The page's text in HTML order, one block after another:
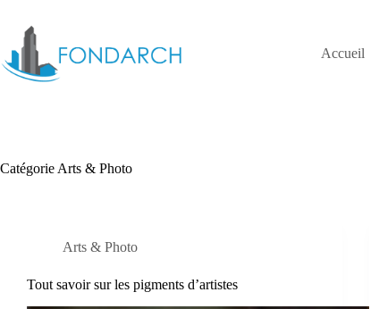
contenu
Accueil
Catégorie Arts & Photo
Arts & Photo
Tout savoir sur les pigments d’artistes